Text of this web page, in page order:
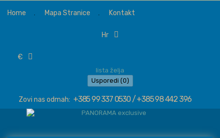
Home Mapa Stranice Kontakt
hr
€
lista želja
Usporedi (0)
Zovi nas odmah: +385 99 337 0530 / +385 98 442 396